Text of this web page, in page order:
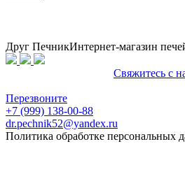
Друг ПечникИнтернет-магазин
Свяжитесь с
Перезвоните
+7 (999) 138-00-88
dr.pechnik52@yandex.ru
Политика обработке персональных